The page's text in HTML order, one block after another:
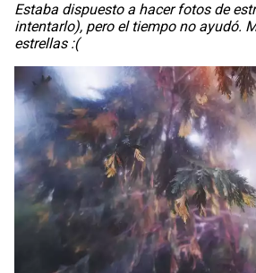
Estaba dispuesto a hacer fotos de
intentarlo), pero el tiempo no ayudó.
estrellas :(